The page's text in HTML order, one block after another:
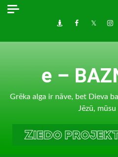
Skip
DraugiemFacebook
Twitter
e –
Grēka alga ir nāve, bet Dieva
Jēzū,